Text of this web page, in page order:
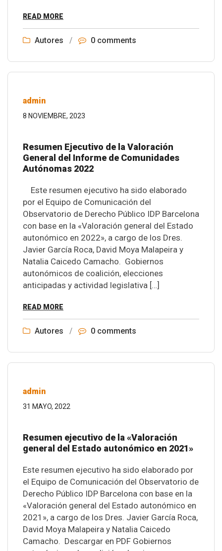
READ MORE
Autores / 0 comments
admin
8 NOVIEMBRE, 2023
Resumen Ejecutivo de la Valoración
General del Informe de Comunidades
Autónomas 2022
Este resumen ejecutivo ha sido elaborado
por el Equipo de Comunicación del
Observatorio de Derecho Público IDP Barcelona
con base en la «Valoración general del Estado
autonómico en 2022», a cargo de los Dres.
Javier García Roca, David Moya Malapeira y
Natalia Caicedo Camacho. Gobiernos
autonómicos de coalición, elecciones
anticipadas y actividad legislativa […]
READ MORE
Autores / 0 comments
admin
31 MAYO, 2022
Resumen ejecutivo de la «Valoración
general del Estado autonómico en 2021»
Este resumen ejecutivo ha sido elaborado por
el Equipo de Comunicación del Observatorio de
Derecho Público IDP Barcelona con base en la
«Valoración general del Estado autonómico en
2021», a cargo de los Dres. Javier García Roca,
David Moya Malapeira y Natalia Caicedo
Camacho. Descargar en PDF Gobiernos